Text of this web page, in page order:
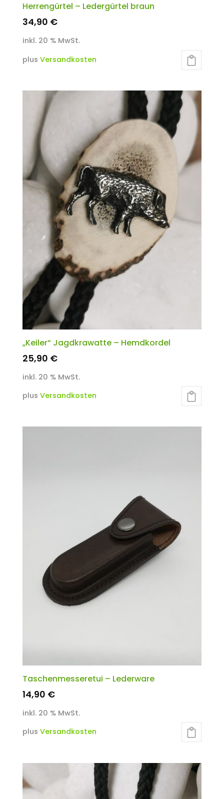
Herrengürtel – Ledergürtel braun
34,90 €
inkl. 20 % MwSt.
plus Versandkosten
„Keiler“ Jagdkrawatte – Hemdkordel
25,90 €
inkl. 20 % MwSt.
plus Versandkosten
Taschenmesseretui – Lederware
14,90 €
inkl. 20 % MwSt.
plus Versandkosten